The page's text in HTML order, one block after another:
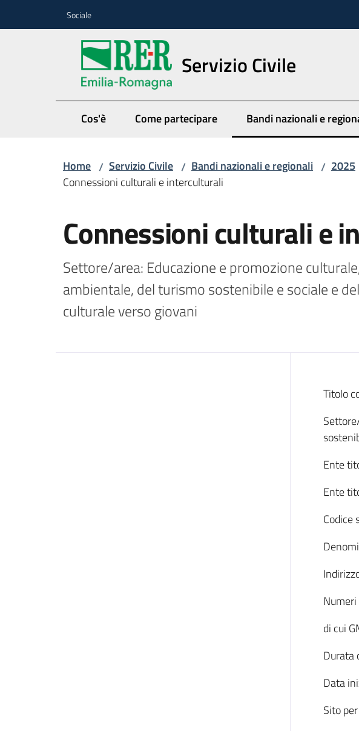
Sociale
Servizio Civile
Cos'è Come partecipare Bandi nazionali e
Menu selezionato
Home / Servizio Civile / Bandi nazionali e regionali / 2025
Connessioni culturali e interculturali
Connessioni culturali e
Settore/area: Educazione e promozione
ambientale, del turismo sostenibile e sociale e
culturale verso giovani
Titolo
Ente
Ente
Codice
di cui
Durata
Data
Sito